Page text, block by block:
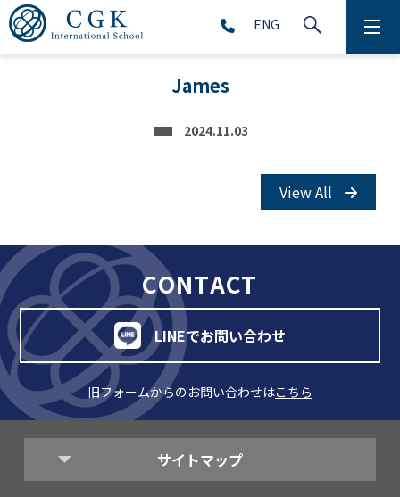
ENG
中等部 (6～9年生)
高等部 (10～12年生)
アフタースクール (1～9年生)
海外留学・グローバル
James
2024.11.03
View All
CONTACT
LINEでお問い合わせ
旧フォームからのお問い合わせはこちら
サイトマップ